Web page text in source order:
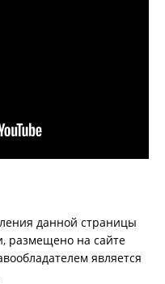
данной страницы
размещено на сайте
является